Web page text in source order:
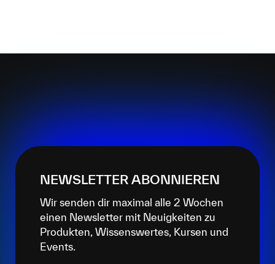
NEWSLETTER ABONNIEREN
Wir senden dir maximal alle 2 Wochen
einen Newsletter mit Neuigkeiten zu
Produkten, Wissenswertes, Kursen und
Events.